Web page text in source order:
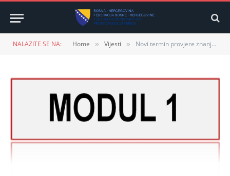
NALAZITE SE NA: Home » Vijesti » Novi termin provjere znanja – MODUL 1 – 28.05.2022.